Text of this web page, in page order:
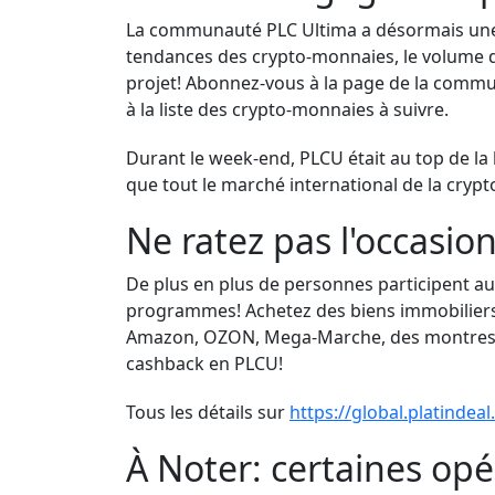
La communauté PLC Ultima a désormais
tendances des crypto-monnaies, le
projet! Abonnez-vous à la page de la
à la liste des crypto-monnaies à suivre.
Durant le week-end, PLCU était au top de
que tout le marché international de la
Ne ratez pas
De plus en plus de personnes participent
programmes! Achetez des biens
Amazon, OZON, Mega-Marche, des
cashback en PLCU!
Tous les détails sur https://
À Noter: certaines